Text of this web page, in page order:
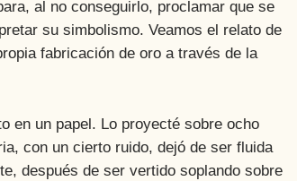
al no conseguirlo, proclamar que se
su simbolismo. Veamos el relato de
fabricación de oro a través de la
en un papel. Lo proyecté sobre ocho
con un cierto ruido, dejó de ser fluida
después de ser vertido soplando sobre